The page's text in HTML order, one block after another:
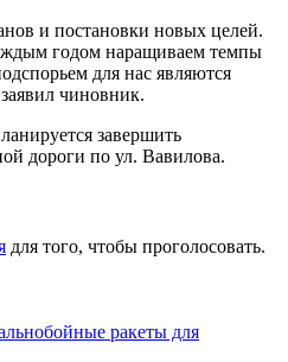
и постановки новых целей.
годом наращиваем темпы
для нас являются
чиновник.
завершить
дороги по ул. Вавилова.
для того, чтобы проголосовать.
ракеты для